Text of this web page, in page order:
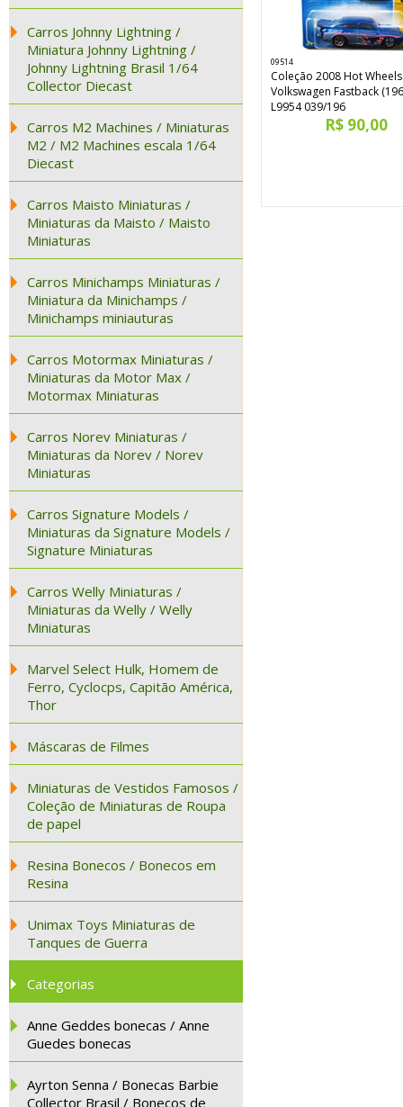
Carros Johnny Lightning /
Miniatura Johnny Lightning /
Johnny Lightning Brasil 1/64
Collector Diecast
Carros M2 Machines / Miniaturas
M2 / M2 Machines escala 1/64
Diecast
Carros Maisto Miniaturas /
Miniaturas da Maisto / Maisto
Miniaturas
Carros Minichamps Miniaturas /
Miniatura da Minichamps /
Minichamps miniauturas
Carros Motormax Miniaturas /
Miniaturas da Motor Max /
Motormax Miniaturas
Carros Norev Miniaturas /
Miniaturas da Norev / Norev
Miniaturas
Carros Signature Models /
Miniaturas da Signature Models /
Signature Miniaturas
Carros Welly Miniaturas /
Miniaturas da Welly / Welly
Miniaturas
Marvel Select Hulk, Homem de
Ferro, Cyclocps, Capitão América,
Thor
Máscaras de Filmes
Miniaturas de Vestidos Famosos /
Coleção de Miniaturas de Roupa
de papel
Resina Bonecos / Bonecos em
Resina
Unimax Toys Miniaturas de
Tanques de Guerra
Categorias
Anne Geddes bonecas / Anne
Guedes bonecas
Ayrton Senna / Bonecas Barbie
Collector Brasil / Bonecos de
09514
Coleção 2008 Hot Wheels
Volkswagen Fastback
L9954 039/196
R$ 90,00